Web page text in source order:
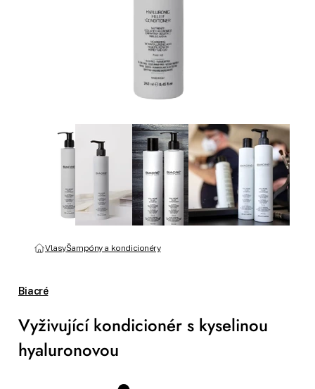
VlasyŠampóny a kondicionéry
Biacré
Vyživující kondicionér s kyselinou
hyaluronovou